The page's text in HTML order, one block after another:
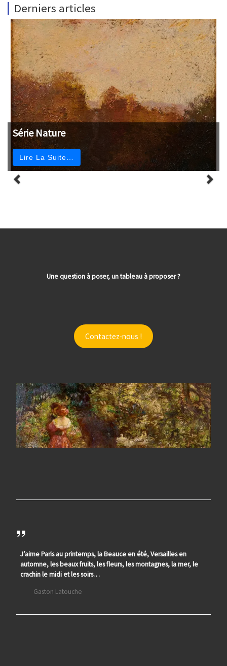
Derniers articles
Série Nature
Lire La Suite…
Une question à poser, un tableau à proposer ?
Contactez-nous !
J’aime Paris au printemps, la Beauce en été, Versailles en
automne, les beaux fruits, les fleurs, les montagnes, la mer, le
crachin le midi et les soirs…
Gaston Latouche